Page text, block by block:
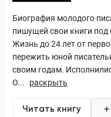
Биография молодого
пишущей свои книги
Жизнь до 24 лет от
пережить юной
своим годам.
О...
раскрыть
Читать книгу